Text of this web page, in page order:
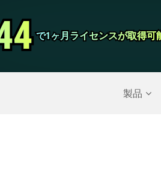
で1ヶ月ライセンスが取得可
で1ヶ月ライセンスが取得可
製品
削除されたデータを復元する>>